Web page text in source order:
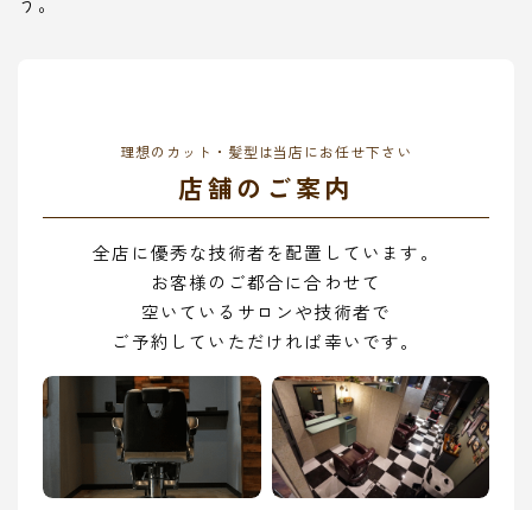
理想のカット・髪型は当店にお任せ下さい
店舗のご案内
全店に優秀な技術者を配置しています。
お客様のご都合に合わせて
空いているサロンや技術者で
ご予約していただければ幸いです。